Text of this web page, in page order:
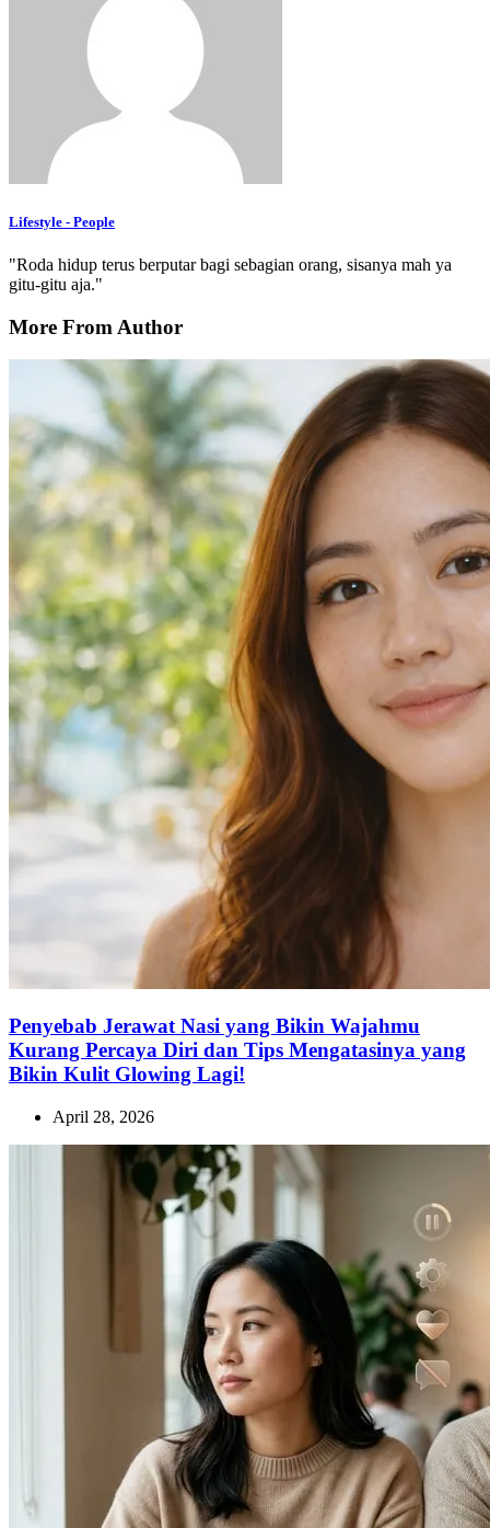
Lifestyle - People
"Roda hidup terus berputar bagi sebagian orang, sisanya mah ya
gitu-gitu aja."
More From Author
Penyebab Jerawat Nasi yang Bikin Wajahmu
Kurang Percaya Diri dan Tips Mengatasinya yang
Bikin Kulit Glowing Lagi!
April 28, 2026